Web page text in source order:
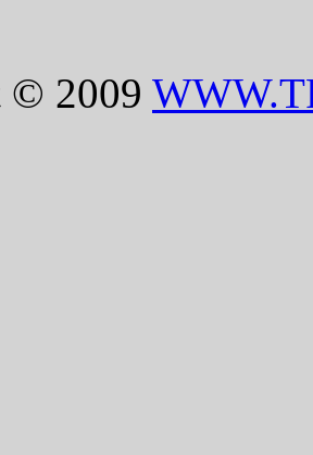
© 2009